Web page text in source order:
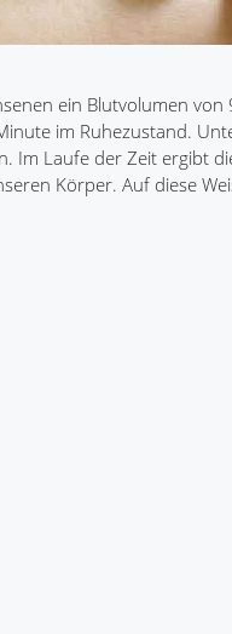
ein Blutvolumen
im Ruhezustand.
Im Laufe der Zeit ergibt
Körper. Auf diese